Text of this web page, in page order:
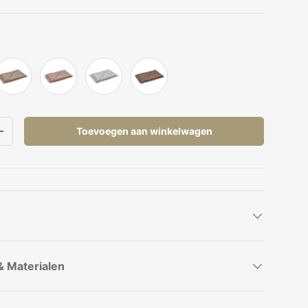
Licht PaarsLicht GrijsDonkerbruin
de hoeveelheidToevoegen aan winkelwagen
Materialen